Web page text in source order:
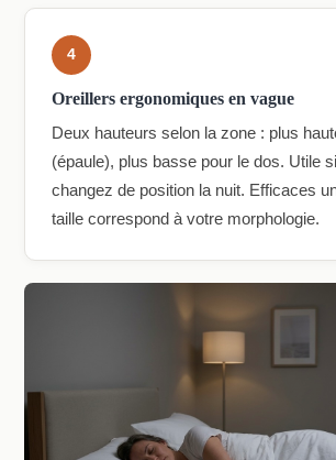
4
Oreillers ergonomiques en vague
Deux hauteurs selon la zone : plus
(épaule), plus basse pour le dos. Utile
changez de position la nuit. Efficaces
taille correspond à votre morphologie.